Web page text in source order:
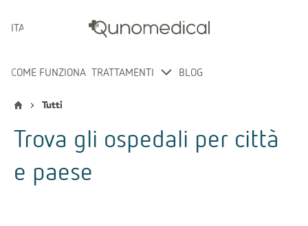
ITALIANO
COME FUNZIONA TRATTAMENTI BLOG
Tutti
Trova gli ospedali per città
e paese